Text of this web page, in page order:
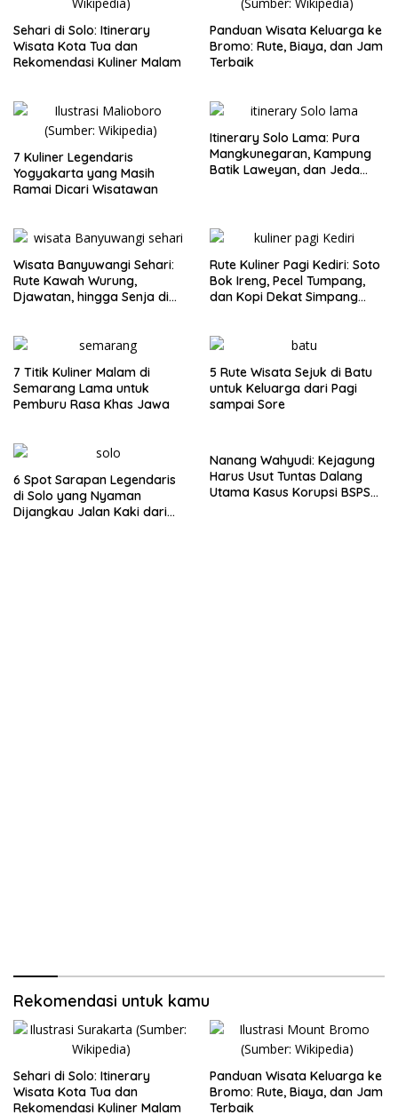
Sehari di Solo: Itinerary
Wisata Kota Tua dan
Rekomendasi Kuliner Malam
Panduan Wisata Keluarga ke
Bromo: Rute, Biaya, dan Jam
Terbaik
7 Kuliner Legendaris
Yogyakarta yang Masih
Ramai Dicari Wisatawan
Itinerary Solo Lama: Pura
Mangkunegaran, Kampung
Batik Laweyan, dan Jeda
Wisata Banyuwangi Sehari:
Rute Kawah Wurung,
Djawatan, hingga Senja di
Rute Kuliner Pagi Kediri: Soto
Bok Ireng, Pecel Tumpang,
dan Kopi Dekat Simpang
7 Titik Kuliner Malam di
Semarang Lama untuk
Pemburu Rasa Khas Jawa
5 Rute Wisata Sejuk di Batu
untuk Keluarga dari Pagi
sampai Sore
6 Spot Sarapan Legendaris
di Solo yang Nyaman
Dijangkau Jalan Kaki dari
Nanang Wahyudi: Kejagung
Harus Usut Tuntas Dalang
Utama Kasus Korupsi BSPS
Rekomendasi untuk kamu
Sehari di Solo: Itinerary
Wisata Kota Tua dan
Rekomendasi Kuliner Malam
Panduan Wisata Keluarga ke
Bromo: Rute, Biaya, dan Jam
Terbaik